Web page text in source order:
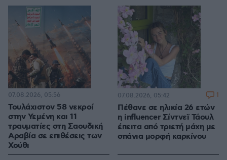
Τουλάχιστον 58 νεκροί
στην Υεμένη και 11
τραυματίες στη Σαουδική
Αραβία σε επιθέσεις των
Χούθι
07.08.2026, 05:56
Πέθανε σε ηλικία 26 ετών
η influencer Σίντνεϊ Τάουλ
έπειτα από τριετή μάχη με
σπάνια μορφή καρκίνου
07.08.2026, 05:42 1